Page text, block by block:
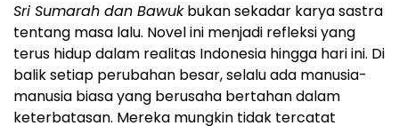
Sri Sumarah dan Bawukbukan sekadar karya sastra
tentang masa lalu. Novel ini menjadi refleksi yang
terus hidup dalam realitas Indonesia hingga hari ini. Di
balik setiap perubahan besar, selalu ada manusia-
manusia biasa yang berusaha bertahan dalam
keterbatasan. Mereka mungkin tidak tercatat